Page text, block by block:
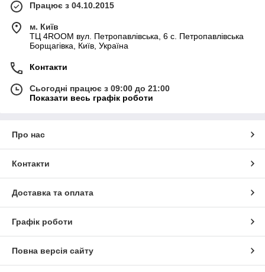
Працює з 04.10.2015
м. Київ
ТЦ 4ROOM вул. Петропавлівська, 6 с. Петропавлівська
Борщагівка, Київ, Україна
Контакти
Сьогодні працює з 09:00 до 21:00
Показати весь графік роботи
Про нас
Контакти
Доставка та оплата
Графік роботи
Повна версія сайту